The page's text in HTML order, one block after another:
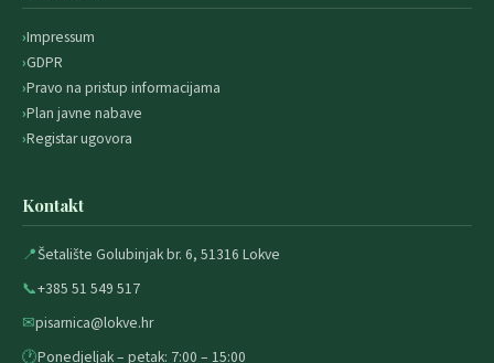
Impressum
GDPR
Pravo na pristup informacijama
Plan javne nabave
Registar ugovora
Kontakt
📍Šetalište Golubinjak br. 6, 51316 Lokve
📞+385 51 549 517
✉pisarnica@lokve.hr
🕐Ponedjeljak – petak: 7:00 – 15:00